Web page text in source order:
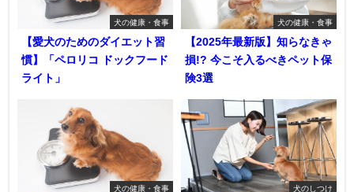
犬の健康・食事
【愛犬のためのダイエット習
慣】「ペロリコ ドックフード
ライト」
犬の健康・食事
【2025年最新版】知らなきゃ
損!? 今こそ入るべきペット保
険3選
犬の健康・食事 犬のしつけ